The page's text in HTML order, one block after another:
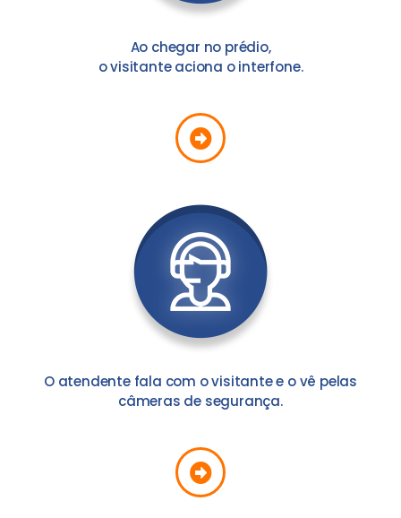
Ao chegar no prédio,
o visitante aciona o interfone.
O atendente fala com o visitante e o vê pelas
câmeras de segurança.